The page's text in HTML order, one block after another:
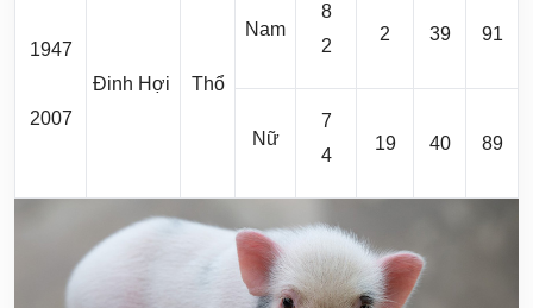
1947
2007
Đinh Hợi Thổ
Nam
8
2
2 39 91
Nữ
7
4
19 40 89